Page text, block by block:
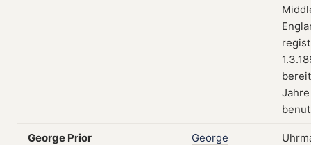
George Prior
George